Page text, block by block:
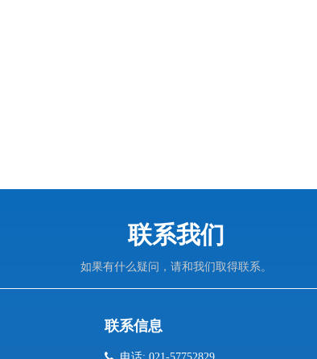
联系我们
如果有什么疑问，请和我们取得联系。
联系信息
